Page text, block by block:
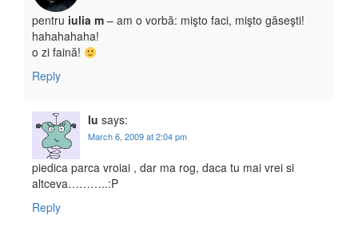
pentru iulia m – am o vorbă: mişto faci, mişto găseşti!
hahahahaha!
o zi faină!
Reply
lu says:
March 6, 2009 at 2:04 pm
piedica parca vroiai , dar ma rog, daca tu mai vrei si
altceva………..:P
Reply